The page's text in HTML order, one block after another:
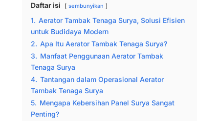
Daftar isi sembunyikan
1. Aerator Tambak Tenaga Surya, Solusi Efisien
untuk Budidaya Modern
2. Apa Itu Aerator Tambak Tenaga Surya?
3. Manfaat Penggunaan Aerator Tambak
Tenaga Surya
4. Tantangan dalam Operasional Aerator
Tambak Tenaga Surya
5. Mengapa Kebersihan Panel Surya Sangat
Penting?